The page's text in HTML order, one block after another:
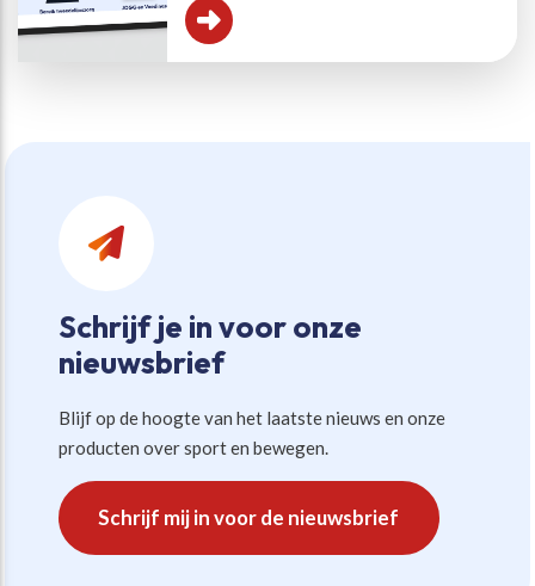
Schrijf je in voor onze
nieuwsbrief
Blijf op de hoogte van het laatste nieuws en onze
producten over sport en bewegen.
Schrijf mij in voor de nieuwsbrief